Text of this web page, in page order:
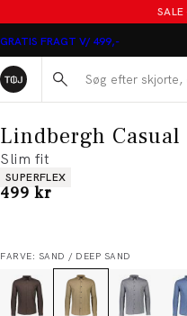
SALE
GRATIS FRAGT V/ 499,-
Søg her...
Lindbergh Casual
Slim fit
Produkt egenskaber
SUPERFLEX
I alt (inkl. rabat)
499 kr
FARVE: SAND / DEEP SAND